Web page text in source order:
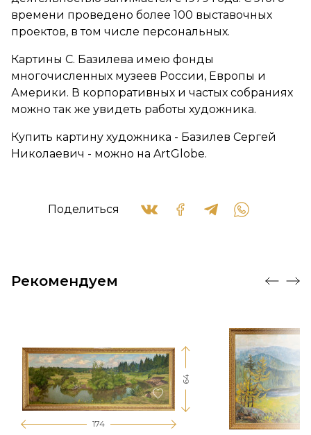
времени проведено более 100 выставочных
проектов, в том числе персональных.
Картины С. Базилева имею фонды
многочисленных музеев России, Европы и
Америки. В корпоративных и частых собраниях
можно так же увидеть работы художника.
Купить картину художника - Базилев Сергей
Николаевич - можно на ArtGlobe.
Поделиться
Рекомендуем
174
64